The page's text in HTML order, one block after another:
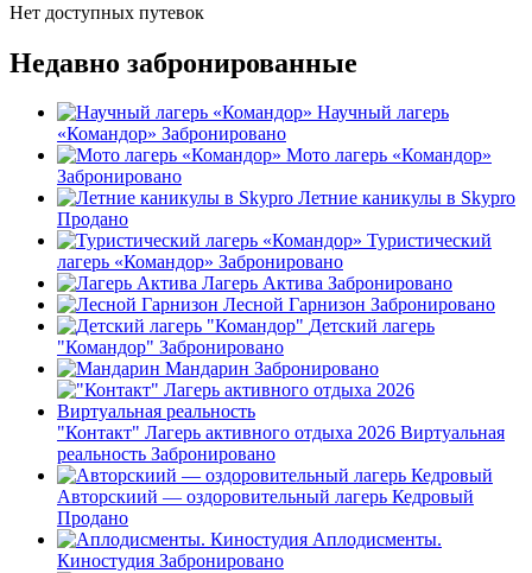
Нет доступных путевок
Недавно забронированные
Научный лагерь
«Командор» Забронировано
Мото лагерь «Командор»
Забронировано
Летние каникулы в Skypro
Продано
Туристический
лагерь «Командор» Забронировано
Лагерь Актива Забронировано
Лесной Гарнизон Забронировано
Детский лагерь
"Командор" Забронировано
Мандарин Забронировано
"Контакт" Лагерь активного отдыха 2026 Виртуальная
реальность Забронировано
Авторскиий — оздоровительный лагерь Кедровый
Продано
Аплодисменты.
Киностудия Забронировано